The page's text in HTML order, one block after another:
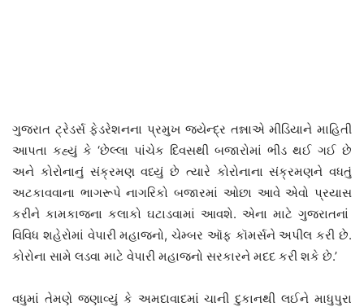
ગુજરાત ટ્રેડર્સ ફેડરેશનના પ્રમુખ જયેન્દ્ર તન્નાએ મીડિયાને માહિતી
આપતા કહ્યું કે ‘છેલ્લા પાંચેક દિવસથી બજારોમાં ભીડ થઈ ગઈ છે
અને કોરોનાનું સંક્રમણ વધ્યું છે ત્યારે કોરોનાના સંક્રમણને વધતું
અટકાવવાના ભાગરૂપે નાગરિકો બજારમાં ઓછા આવે એવો પ્રયાસ
કરીને કામકાજના કલાકો ઘટાડવામાં આવશે. એના માટે ગુજરાતનાં
વિવિધ શહેરોમાં વેપારી મહાજનો, ચેમ્બર ઑફ કૉમર્સને અપીલ કરી છે.
કોરોના સામે લડવા માટે વેપારી મહાજનો સરકારને મદદ કરી શકે છે.’
વધુમાં તેમણે જણાવ્યું કે અમદાવાદમાં ચાની દુકાનથી લઈને માધુપુરા